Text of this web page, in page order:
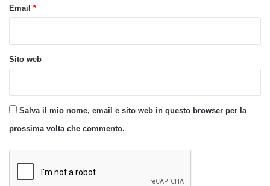
Email *
Sito web
Salva il mio nome, email e sito web in questo browser per la
prossima volta che commento.